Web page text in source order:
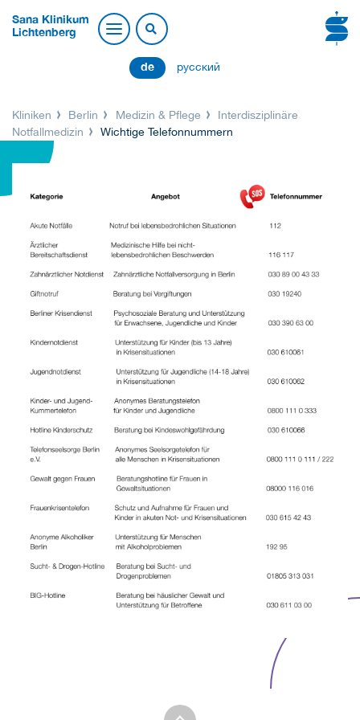
Sana Klinikum
Lichtenberg
de русский
Kliniken Berlin Medizin & Pflege
Interdisziplinäre
Notfallmedizin
Wichtige Telefonnummern